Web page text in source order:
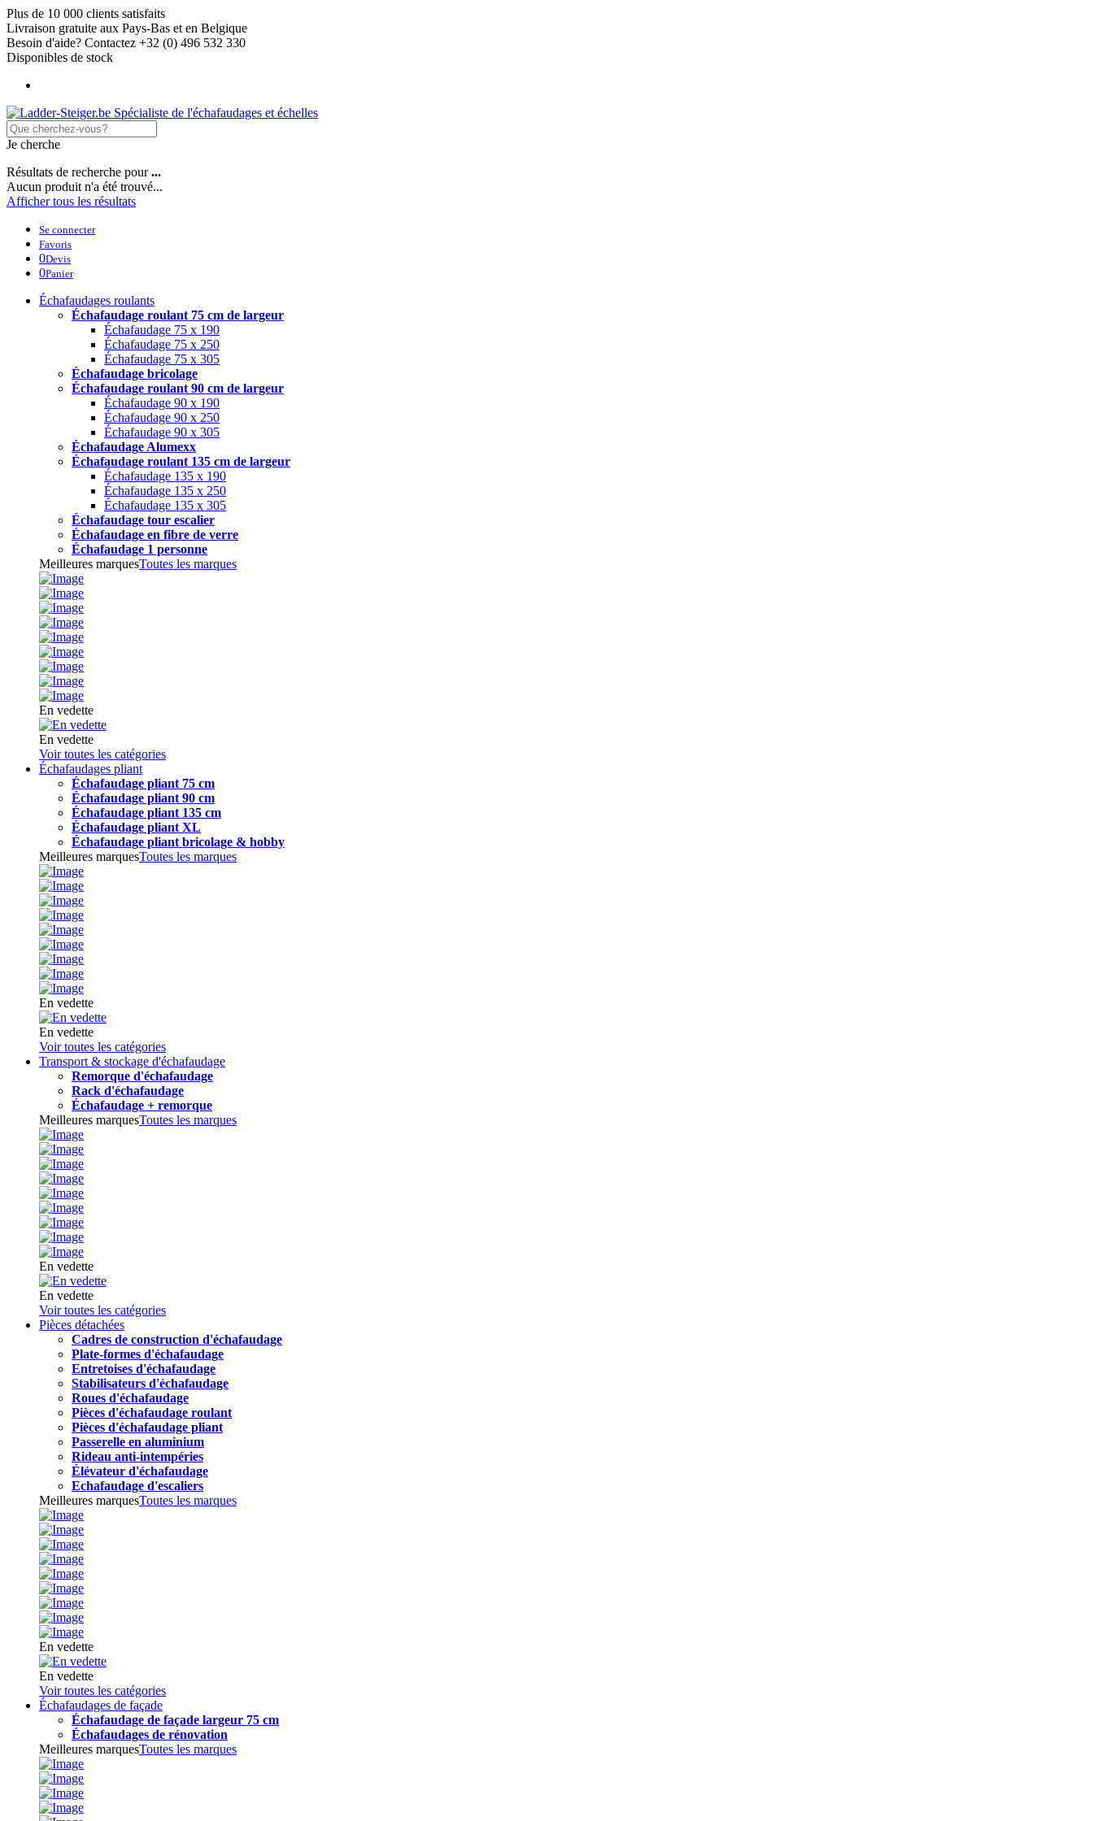
Plus de 10 000 clients satisfaits
Livraison gratuite aux Pays-Bas et en Belgique
Besoin d'aide? Contactez +32 (0) 496 532 330
Disponibles de stock
Je cherche
Résultats de recherche pour...
Aucun produit n'a été trouvé...
Afficher tous les résultats
Se connecter
Favoris
0Devis
0Panier
Échafaudages roulants
Échafaudage roulant 75 cm de largeur
Échafaudage 75 x 190
Échafaudage 75 x 250
Échafaudage 75 x 305
Échafaudage bricolage
Échafaudage roulant 90 cm de largeur
Échafaudage 90 x 190
Échafaudage 90 x 250
Échafaudage 90 x 305
Échafaudage Alumexx
Échafaudage roulant 135 cm de largeur
Échafaudage 135 x 190
Échafaudage 135 x 250
Échafaudage 135 x 305
Échafaudage tour escalier
Échafaudage en fibre de verre
Échafaudage 1 personne
Meilleures marquesToutes les marques
En vedette
En vedette
Voir toutes les catégories
Échafaudages pliant
Échafaudage pliant 75 cm
Échafaudage pliant 90 cm
Échafaudage pliant 135 cm
Échafaudage pliant XL
Échafaudage pliant bricolage & hobby
Meilleures marquesToutes les marques
En vedette
En vedette
Voir toutes les catégories
Transport & stockage d'échafaudage
Remorque d'échafaudage
Rack d'échafaudage
Échafaudage + remorque
Meilleures marquesToutes les marques
En vedette
En vedette
Voir toutes les catégories
Pièces détachées
Cadres de construction d'échafaudage
Plate-formes d'échafaudage
Entretoises d'échafaudage
Stabilisateurs d'échafaudage
Roues d'échafaudage
Pièces d'échafaudage roulant
Pièces d'échafaudage pliant
Passerelle en aluminium
Rideau anti-intempéries
Élévateur d'échafaudage
Echafaudage d'escaliers
Meilleures marquesToutes les marques
En vedette
En vedette
Voir toutes les catégories
Échafaudages de façade
Échafaudage de façade largeur 75 cm
Échafaudages de rénovation
Meilleures marquesToutes les marques